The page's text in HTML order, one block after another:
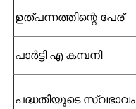
ഉത്പന്നത്തിന്റെ പേര്
പാർട്ടി എ കമ്പനി
പദ്ധതിയുടെ സ്വഭാവം